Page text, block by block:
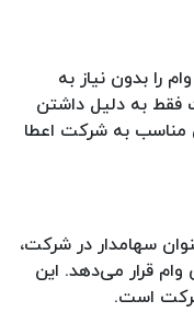
را بدون نیاز به
فقط به دلیل داشتن
مناسب به شرکت اعطا
سهامدار در شرکت،
وام قرار می‌دهد. این
است.